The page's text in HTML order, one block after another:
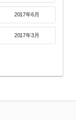
2017年6月
2017年3月